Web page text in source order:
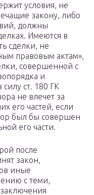
условия, не
закону, либо
должны
Имеются в
сделки, не
правовым актам»,
совершенной с
и
силу ст. 180 ГК
не влечет за
его частей, если
был бы совершен
его части.
после
закон,
иные
с теми,